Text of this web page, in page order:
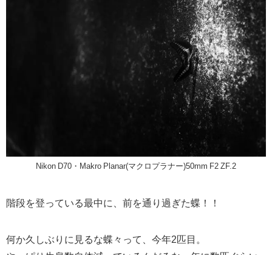
Nikon D70・Makro Planar(マクロプラナー)50mm F2 ZF.2
階段を登っている最中に、前を通り過ぎた蝶！！
何か久しぶりに見るな蝶々って、今年2匹目。